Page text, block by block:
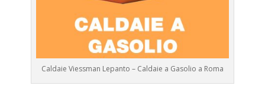
Caldaie Viessman Lepanto – Caldaie a Gasolio a Roma